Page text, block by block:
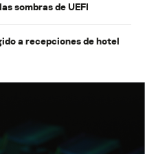
sombras de UEFI
a recepciones de hotel